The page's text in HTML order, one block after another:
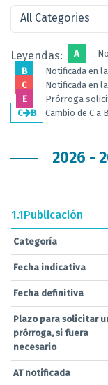
All Categories
Leyendas: A
B
Notificada en
C
Notificada en
E
Prórroga
C
B Cambio de C a B
2026 -
1.1Publicación
Categoría
Fecha indicativa
Fecha definitiva
Plazo para solicitar
prórroga, si fuera
necesario
AT notificada